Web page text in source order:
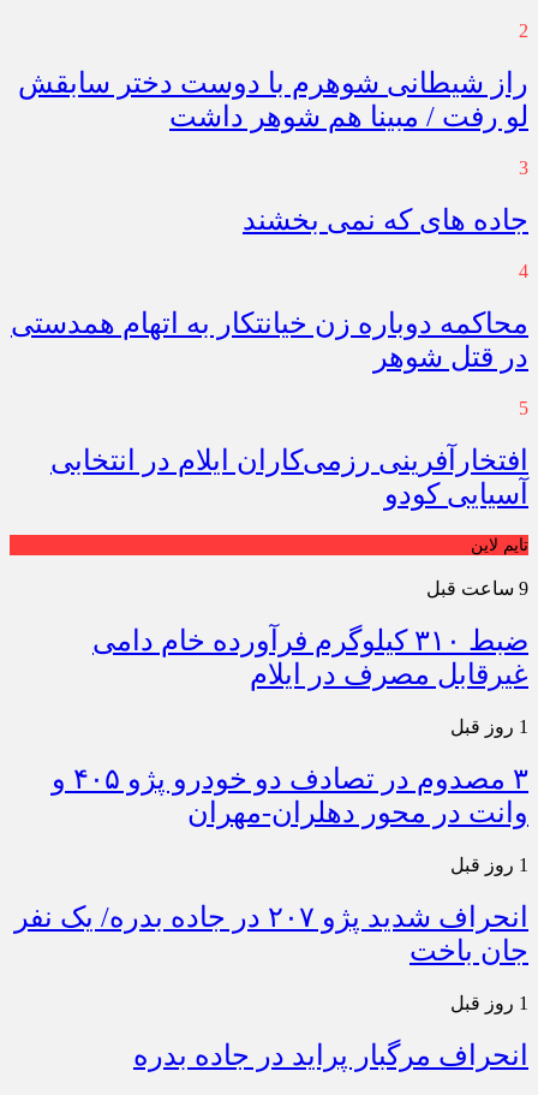
2
راز شیطانی شوهرم با دوست دختر سابقش
لو رفت / مبینا هم شوهر داشت
3
جاده های که نمی بخشند
4
محاکمه دوباره زن خیانتکار به اتهام همدستی
در قتل شوهر
5
افتخارآفرینی رزمی‌کاران ایلام در انتخابی
آسیایی کودو
تایم لاین
9 ساعت قبل
ضبط ۳۱۰ کیلوگرم فرآورده خام دامی
غیرقابل مصرف در ایلام
1 روز قبل
۳ مصدوم در تصادف دو خودرو پژو ۴۰۵ و
وانت در محور دهلران-مهران
1 روز قبل
انحراف شدید پژو ۲۰۷ در جاده بدره/ یک نفر
جان باخت
1 روز قبل
انحراف مرگبار پراید در جاده بدره